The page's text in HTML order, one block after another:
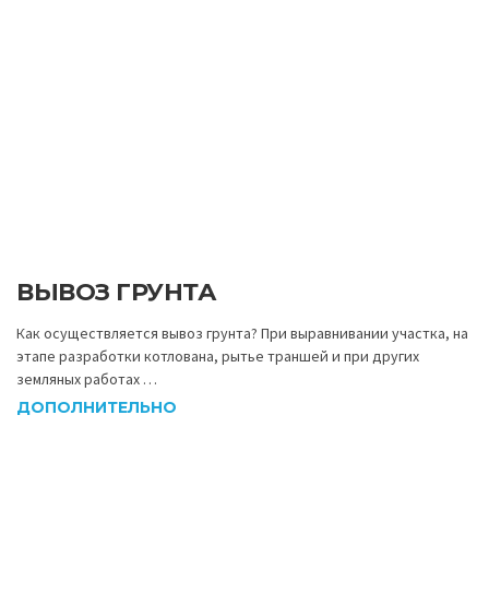
ВЫВОЗ ГРУНТА
этапе разработки котлована, рытье траншей и при других
земляных работах …
ДОПОЛНИТЕЛЬНО